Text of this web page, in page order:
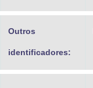
Outros
identificadores: